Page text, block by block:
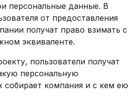
персональные данные. В
от предоставления
получат право взимать с
эквиваленте.
пользователи получат
персональную
компания и с кем ею